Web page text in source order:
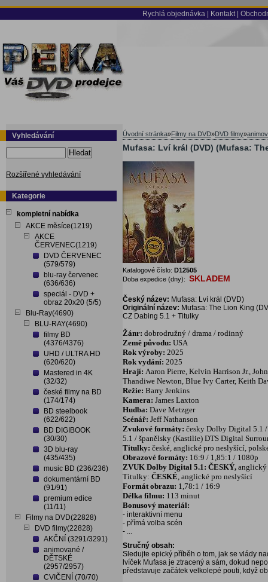
Rychlá objednávka Kontakt
Vyhledávání
Hledat
Rozšířené vyhledávání
Kategorie
kompletní nabídka
AKCE měsíce(1219)
AKCE
ČERVENEC(1219)
DVD ČERVENEC
(579/579)
blu-ray červenec
(636/636)
speciál - DVD +
obraz 20x20 (5/5)
Blu-Ray(4690)
BLU-RAY(4690)
filmy BD
(4376/4376)
UHD / ULTRA HD
(620/620)
Mastered in 4K
(32/32)
české filmy na BD
(174/174)
BD steelbook
(622/622)
BD DIGIBOOK
(30/30)
3D blu-ray
(435/435)
music BD (236/236)
dokumentární BD
(91/91)
premium edice
(11/11)
Filmy na DVD(22828)
DVD filmy(22828)
AKČNÍ (3291/3291)
animované /
DĚTSKÉ
(2957/2957)
CVIČENÍ (70/70)
Úvodní stránka»Filmy na DVD»DVD filmy»
Mufasa: Lví král (DVD) (Mufasa:
Katalogové číslo: D12505
Doba expedice (dny): SKLADEM
Český název: Mufasa: Lví král (DVD)
Originální název: Mufasa: The Lion King
CZ Dabing 5.1 + Titulky
Žánr: dobrodružný / drama / rodinný
Země původu: USA
Rok výroby: 2025
Rok vydání: 2025
Hrají: Aaron Pierre, Kelvin Harrison Jr.,
Thandiwe Newton, Blue Ivy Carter, Keith
Režie: Barry Jenkins
Kamera: James Laxton
Hudba: Dave Metzger
Scénář: Jeff Nathanson
Zvukové formáty: česky Dolby Digital 5.1
5.1 / španělsky (Kastilie) DTS Digital
Titulky: české, anglické pro neslyšící,
Obrazové formáty: 16:9 / 1,85:1 / 1080p
ZVUK Dolby Digital 5.1: ČESKÝ, anglický
Titulky: ČESKÉ, anglické pro neslyšící
Formát obrazu: 1,78:1 / 16:9
Délka filmu: 113 minut
Bonusový materiál:
- interaktivní menu
- přímá volba scén
- ...
Stručný obsah:
Sledujte epický příběh o tom, jak se vlády
lvíček Mufasa je ztracený a sám, dokud
představuje začátek velkolepé pouti, když